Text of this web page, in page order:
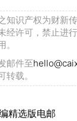
知识产权为财新
经许可，禁止进
邮件至
转载。
精选版电邮